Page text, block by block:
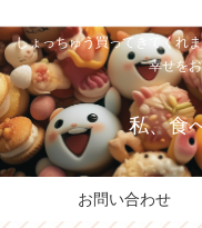
しょっちゅう買ってきてくれ
幸せを
私、食
お問い合わせ